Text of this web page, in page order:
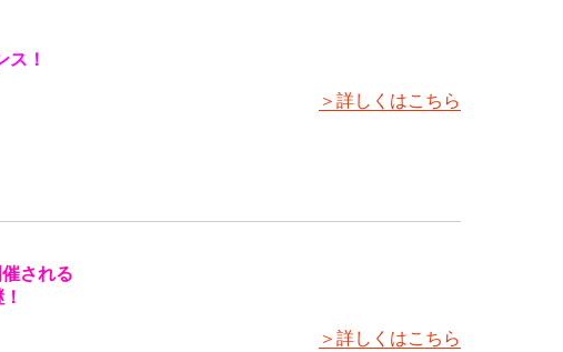
ス！
＞詳しくはこちら
される
＞詳しくはこちら